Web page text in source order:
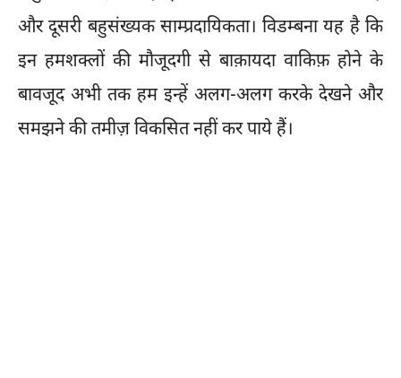
और दूसरी बहुसंख्यक साम्प्रदायिकता। विडम्बना यह है कि
इन हमशक्लों की मौजूदगी से बाक़ायदा वाकिफ़ होने के
बावजूद अभी तक हम इन्हें अलग-अलग करके देखने और
समझने की तमीज़ विकसित नहीं कर पाये हैं।